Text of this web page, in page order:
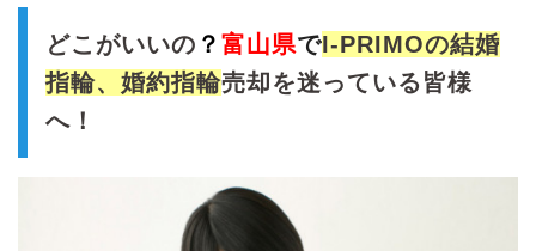
どこがいいの ？ 富山県でI-PRIMOの結婚
指輪、婚約指輪売却を迷っている皆様
へ！